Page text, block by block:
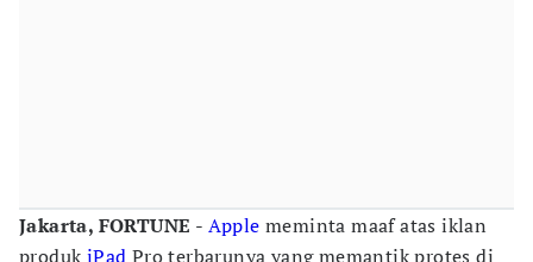
Jakarta, FORTUNE - Apple meminta maaf atas iklan
produk iPad Pro terbarunya yang memantik protes di